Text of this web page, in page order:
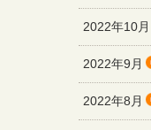
2022年10月
2022年9月
2022年8月